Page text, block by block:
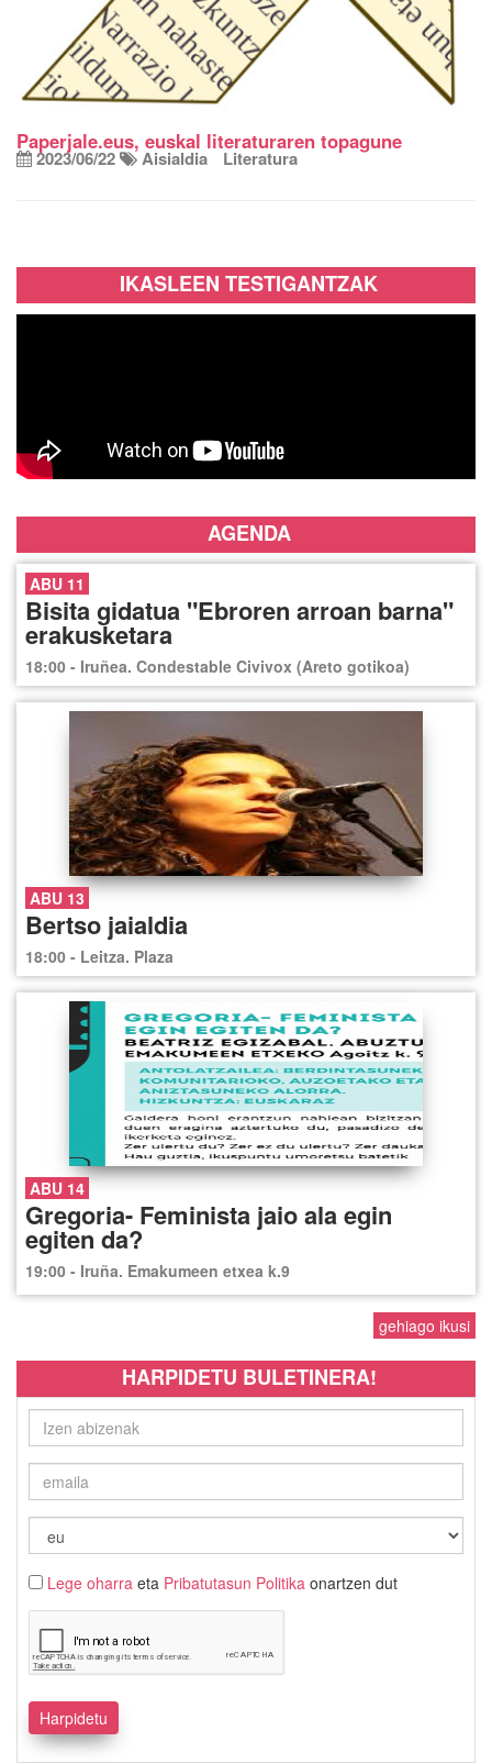
Paperjale.eus, euskal literaturaren topagune
2023/06/22 Aisialdia Literatura
IKASLEEN TESTIGANTZAK
AGENDA
ABU 11
Bisita gidatua "Ebroren arroan barna"
erakusketara
18:00 - Iruñea. Condestable Civivox (Areto gotikoa)
ABU 13
Bertso jaialdia
18:00 - Leitza. Plaza
ABU 14
Gregoria- Feminista jaio ala egin
egiten da?
19:00 - Iruña. Emakumeen etxea k.9
gehiago ikusi
HARPIDETU BULETINERA!
Lege oharra eta Pribatutasun Politika onartzen dut